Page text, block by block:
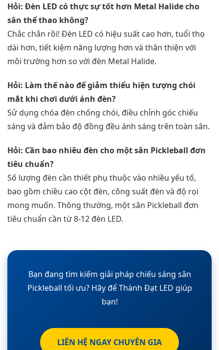
Hỏi: Đèn LED có thực sự tốt hơn Metal Halide cho
sân thể thao không?
Chắc chắn rồi! Đèn LED có hiệu suất cao hơn, tuổi thọ
dài hơn, tiết kiệm năng lượng hơn và thân thiện với
môi trường hơn so với đèn Metal Halide.
Hỏi: Làm thế nào để giảm thiểu hiện tượng chói
mắt khi chơi dưới ánh đèn?
Sử dụng chóa đèn chống chói, điều chỉnh góc chiếu
sáng và đảm bảo độ đồng đều ánh sáng trên toàn sân.
Hỏi: Cần bao nhiêu đèn cho một sân Pickleball đơn
tiêu chuẩn?
Số lượng đèn cần thiết phụ thuộc vào nhiều yếu tố,
bao gồm chiều cao cột đèn, công suất đèn và độ rọi
mong muốn. Thông thường, một sân Pickleball đơn
tiêu chuẩn cần từ 8-12 đèn LED.
Bạn đang tìm kiếm giải pháp chiếu sáng sân
Pickleball tối ưu? Hãy để Thành Đạt LED giúp
bạn!
LIÊN HỆ NGAY CHUYÊN GIA